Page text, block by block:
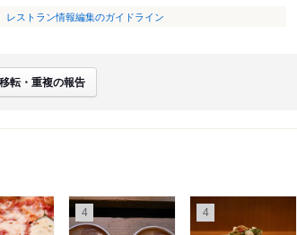
レストラン情報編集のガイドライン
転・重複の報告
4 4